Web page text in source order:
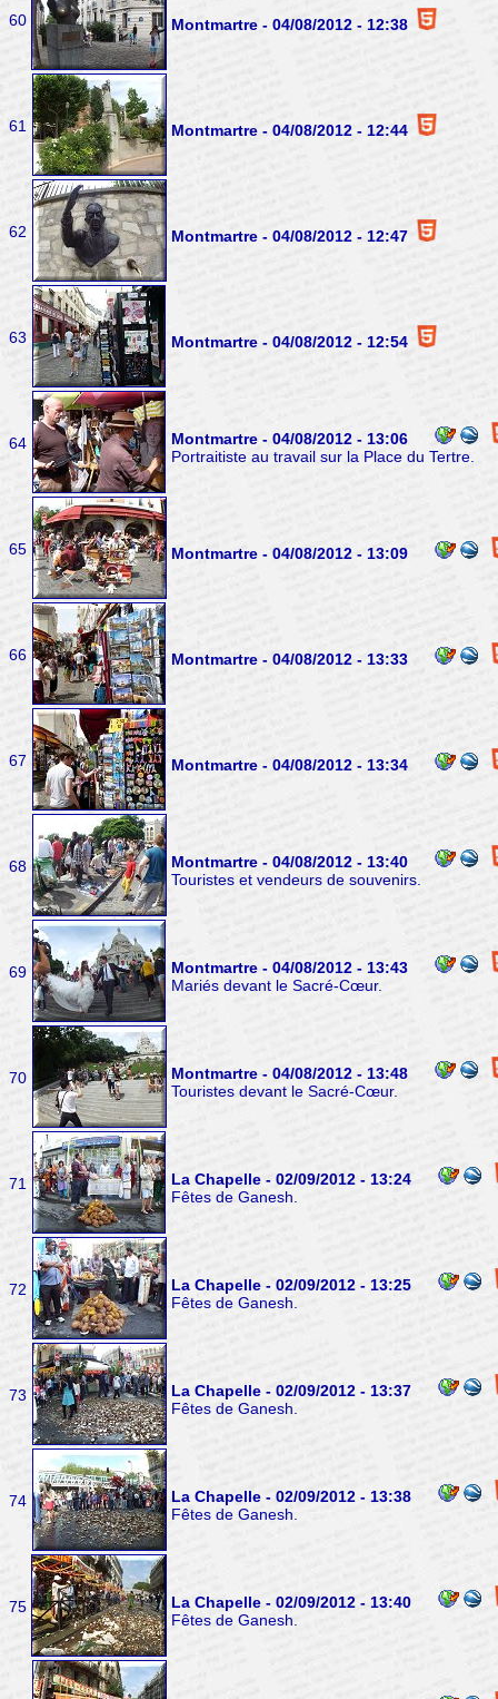
60 Montmartre - 04/08/2012 - 12:38
61 Montmartre - 04/08/2012 - 12:44
62 Montmartre - 04/08/2012 - 12:47
63 Montmartre - 04/08/2012 - 12:54
64
Montmartre - 04/08/2012 - 13:06
Portraitiste au travail sur la Place du Tertre.
65 Montmartre - 04/08/2012 - 13:09
66 Montmartre - 04/08/2012 - 13:33
67 Montmartre - 04/08/2012 - 13:34
68
Montmartre - 04/08/2012 - 13:40
Touristes et vendeurs de souvenirs.
69
Montmartre - 04/08/2012 - 13:43
Mariés devant le Sacré-Cœur.
70
Montmartre - 04/08/2012 - 13:48
Touristes devant le Sacré-Cœur.
71
La Chapelle - 02/09/2012 - 13:24
Fêtes de Ganesh.
72
La Chapelle - 02/09/2012 - 13:25
Fêtes de Ganesh.
73
La Chapelle - 02/09/2012 - 13:37
Fêtes de Ganesh.
74
La Chapelle - 02/09/2012 - 13:38
Fêtes de Ganesh.
75
La Chapelle - 02/09/2012 - 13:40
Fêtes de Ganesh.